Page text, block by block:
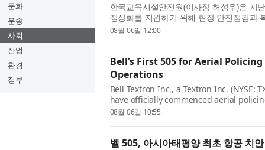
문화
운송
사회
산업
환경
정부
한국교육시설안전원(이사장 허성우)은 지
정상화를 지원하기 위해 현장 안전점검과
육시설안전원 이사장은 4일 화재 피해 교
08월 06일 12:00
Bell’s First 505 for Aerial
Operations
Bell Textron Inc., a Textron Inc. (NYSE:
have officially commenced aerial
landmark moment for aviation in the
08월 06일 10:55
벨 505, 아시아태평양 최초 항공 치